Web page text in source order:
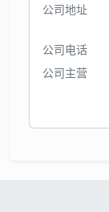
公司地址
公司电话
公司主营